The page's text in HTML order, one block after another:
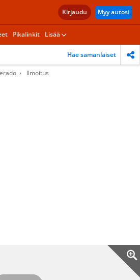
Kirjaudu Myy autosi
Pikalinkit Lisää
Hae samanlaiset
Ilmoitus